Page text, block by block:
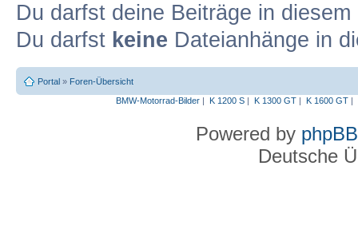
Du darfst deine Beiträge in
Du darfst keine Dateianhänge in
Portal » Foren-Übersicht
BMW-Motorrad-Bilder| K 1200 S| K 1300 GT| K 1600 GT|
Powered by phpBB
Deutsche